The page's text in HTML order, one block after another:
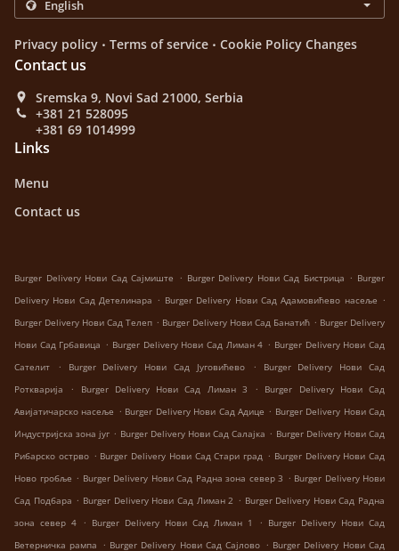
Privacy policy . Terms of service . Cookie Policy Changes
Contact us
Sremska 9, Novi Sad 21000, Serbia
+381 21 528095
+381 69 1014999
Links
Menu
Contact us
Burger Delivery Нови Сад Сајмиште . Burger Delivery Нови Сад Бистрица . Burger
Delivery Нови Сад Детелинара . Burger Delivery Нови Сад Адамовићево насеље .
Burger Delivery Нови Сад Телеп . Burger Delivery Нови Сад Банатић . Burger Delivery
Нови Сад Грбавица . Burger Delivery Нови Сад Лиман 4 . Burger Delivery Нови Сад
Сателит
. Burger Delivery Нови Сад Југовићево .
Burger Delivery Нови Сад
Роткварија
. Burger Delivery Нови Сад Лиман 3 .
Burger Delivery Нови Сад
Авијатичарско насеље . Burger Delivery Нови Сад Адице . Burger Delivery Нови Сад
Индустријска зона југ . Burger Delivery Нови Сад Салајка . Burger Delivery Нови Сад
Рибарско острво . Burger Delivery Нови Сад Стари град . Burger Delivery Нови Сад
Ново гробље . Burger Delivery Нови Сад Радна зона север 3 . Burger Delivery Нови
Сад Подбара . Burger Delivery Нови Сад Лиман 2 . Burger Delivery Нови Сад Радна
зона север 4 . Burger Delivery Нови Сад Лиман 1 . Burger Delivery Нови Сад
Ветерничка рампа . Burger Delivery Нови Сад Сајлово . Burger Delivery Нови Сад